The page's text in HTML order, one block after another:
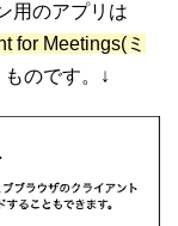
用のアプリは
for Meetings(ミ
ものです。↓